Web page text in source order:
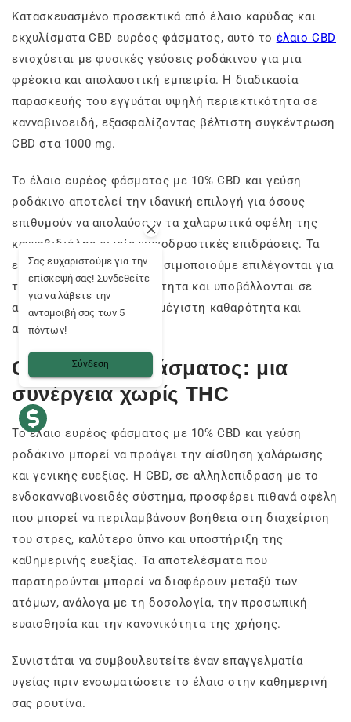
Κατασκευασμένο προσεκτικά από έλαιο καρύδας και
εκχυλίσματα CBD ευρέος φάσματος, αυτό το έλαιο CBD
ενισχύεται με φυσικές γεύσεις ροδάκινου για μια
φρέσκια και απολαυστική εμπειρία. Η διαδικασία
παρασκευής του εγγυάται υψηλή περιεκτικότητα σε
κανναβινοειδή, εξασφαλίζοντας βέλτιστη συγκέντρωση
CBD στα 1000 mg.
Το έλαιο ευρέος φάσματος με 10% CBD και γεύση
ροδάκινο αποτελεί την ιδανική επιλογή για όσους
επιθυμούν να απολαύσουν τα χαλαρωτικά οφέλη της
κανναβιδιόλης χωρίς ψυχοδραστικές επιδράσεις. Τα
εκχυλίσματαCBDπου χρησιμοποιούμε επιλέγονται για
την εξαιρετική τους ποιότητα και υποβάλλονται σε
αυστηρούς ελέγχους για μέγιστη καθαρότητα και
αποτελεσματικότητα.
CBD ευρέος φάσματος: μια
συνέργεια χωρίς THC
Το έλαιο ευρέος φάσματος με 10% CBD και γεύση
ροδάκινο μπορεί να προάγει την αίσθηση χαλάρωσης
και γενικής ευεξίας. Η CBD, σε αλληλεπίδραση με το
ενδοκανναβινοειδές σύστημα, προσφέρει πιθανά οφέλη
που μπορεί να περιλαμβάνουν βοήθεια στη διαχείριση
του στρες, καλύτερο ύπνο και υποστήριξη της
καθημερινής ευεξίας. Τα αποτελέσματα που
παρατηρούνται μπορεί να διαφέρουν μεταξύ των
ατόμων, ανάλογα με τη δοσολογία, την προσωπική
ευαισθησία και την κανονικότητα της χρήσης.
Συνιστάται να συμβουλευτείτε έναν επαγγελματία
υγείας πριν ενσωματώσετε το έλαιο στην καθημερινή
σας ρουτίνα.
Σας ευχαριστούμε για την
επίσκεψή σας! Συνδεθείτε
για να λάβετε την
ανταμοιβή σας των 5
πόντων!
Σύνδεση